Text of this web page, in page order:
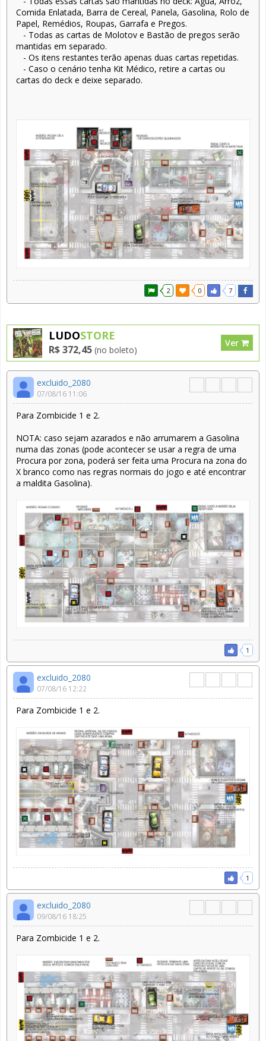
Comida Enlatada, Barra de Cereal, Panela, Gasolina, Rolo de
Papel, Remédios, Roupas, Garrafa e Pregos.
- Todas as cartas de Molotov e Bastão de pregos serão
mantidas em separado.
- Os itens restantes terão apenas duas cartas repetidas.
- Caso o cenário tenha Kit Médico, retire a cartas ou
cartas do deck e deixe separado.
2 0 7
LUDOSTORE
R$ 372,45 (no boleto)
Ver
excluido_2080
07/08/16 11:06
Para Zombicide 1 e 2.
NOTA: caso sejam azarados e não arrumarem a Gasolina
numa das zonas (pode acontecer se usar a regra de uma
Procura por zona, poderá ser feita uma Procura na zona do
X branco como nas regras normais do jogo e até encontrar
a maldita Gasolina).
1
excluido_2080
07/08/16 12:22
Para Zombicide 1 e 2.
1
excluido_2080
09/08/16 18:25
Para Zombicide 1 e 2.